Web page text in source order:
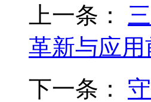
上一条：
革新与应用
下一条：